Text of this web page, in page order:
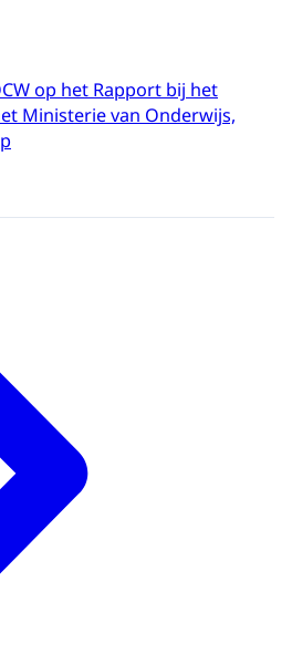
op het Rapport bij het
Ministerie van Onderwijs,